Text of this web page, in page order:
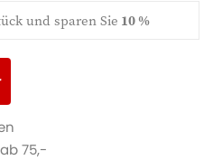
und sparen Sie 10 %
75,-